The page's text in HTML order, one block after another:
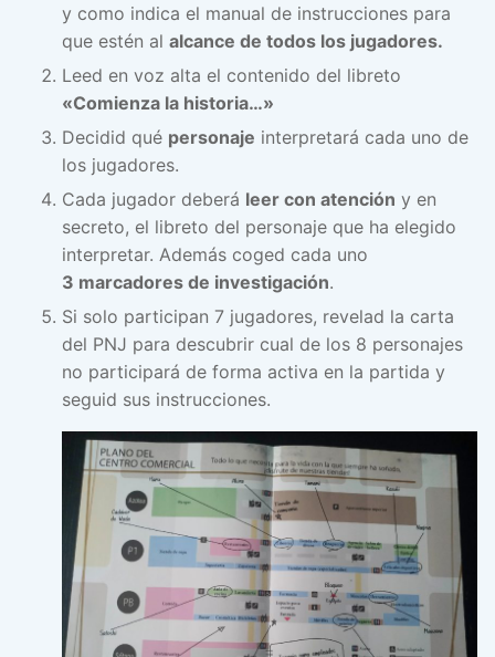
y como indica el manual de instrucciones para
que estén al alcance de todos los jugadores.
Leed en voz alta el contenido del libreto
«Comienza la historia…»
Decidid qué personaje interpretará cada uno de
los jugadores.
Cada jugador deberá leer con atención y en
secreto, el libreto del personaje que ha elegido
interpretar. Además coged cada uno
3 marcadores de investigación.
Si solo participan 7 jugadores, revelad la carta
del PNJ para descubrir cual de los 8 personajes
no participará de forma activa en la partida y
seguid sus instrucciones.